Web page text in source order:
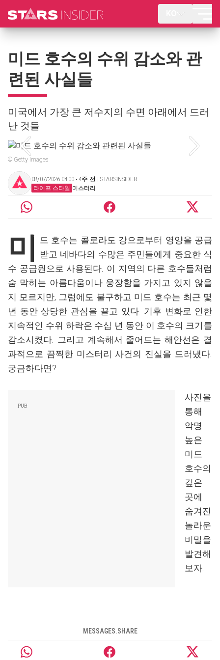
미드 호수의 수위 감소와 관
련된 사실들
미국에서 가장 큰 저수지의 수면 아래에서 드러
난 것들
© Getty Images
08/07/2026 04:00 ‧ 4주 전 | STARSINSIDER
라이프 스타일 미스터리
미 드 호수는 콜로라도 강으로부터 영양을 공급
받고 네바다의 수많은 주민들에게 중요한 식
수 공급원으로 사용된다. 이 지역의 다른 호수들처럼
숨 막히는 아름다움이나 웅장함을 가지고 있지 않을
지 모르지만, 그럼에도 불구하고 미드 호수는 최근 몇
년 동안 상당한 관심을 끌고 있다. 기후 변화로 인한
지속적인 수위 하락은 수십 년 동안 이 호수의 크기를
감소시켰다. 그리고 계속해서 줄어드는 해안선은 결
과적으로 끔찍한 미스터리 사건의 진실을 드러냈다.
궁금하다면?
사진을
통해
악명
높은
미드
호수의
깊은
곳에
숨겨진
놀라운
비밀을
발견해
보자.
MESSAGES.SHARE